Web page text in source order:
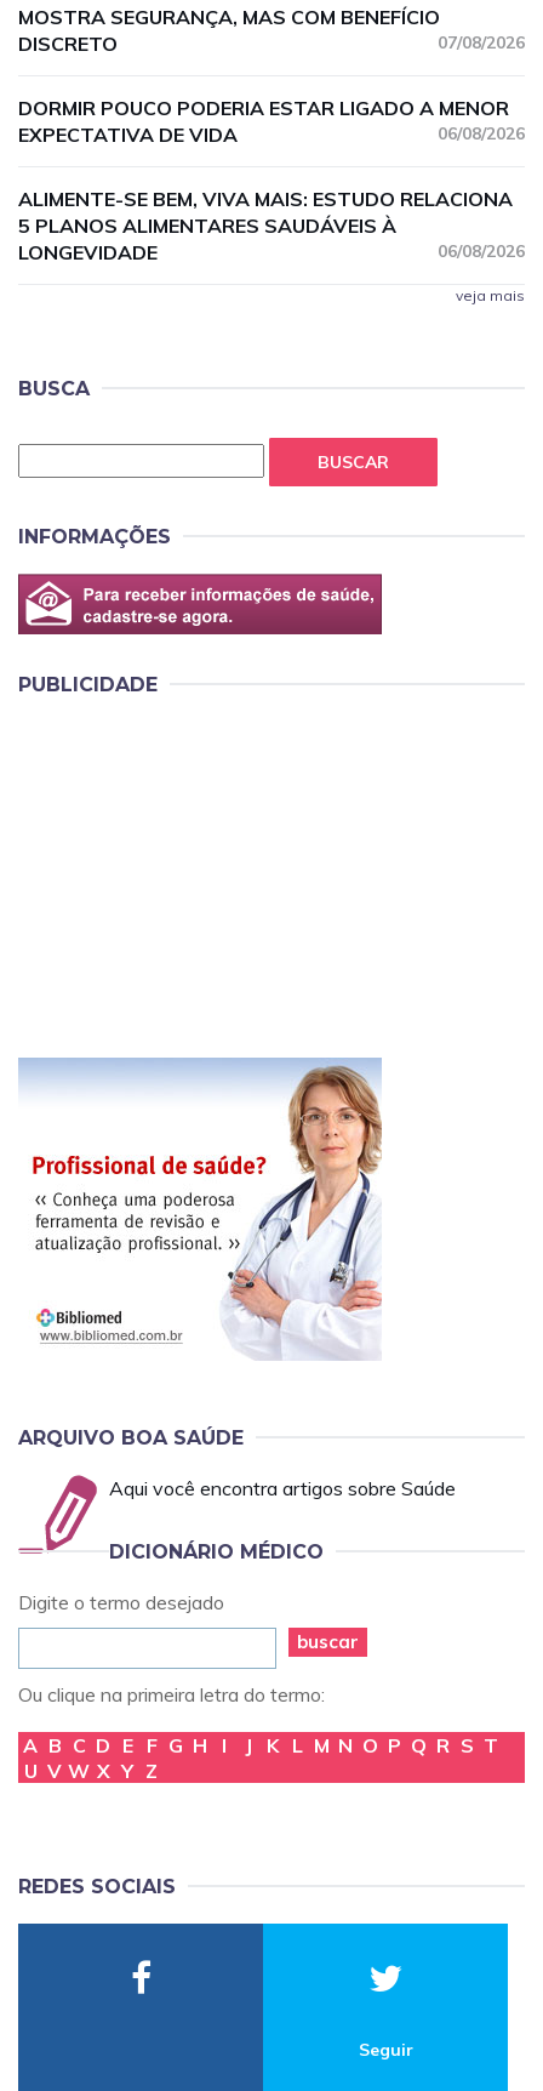
MOSTRA SEGURANÇA, MAS COM BENEFÍCIO
DISCRETO
07/08/2026
DORMIR POUCO PODERIA ESTAR LIGADO A MENOR
EXPECTATIVA DE VIDA
06/08/2026
ALIMENTE-SE BEM, VIVA MAIS: ESTUDO RELACIONA
5 PLANOS ALIMENTARES SAUDÁVEIS À
LONGEVIDADE
06/08/2026
veja mais
BUSCA
BUSCAR
INFORMAÇÕES
PUBLICIDADE
ARQUIVO BOA SAÚDE
Aqui você encontra artigos sobre Saúde
DICIONÁRIO MÉDICO
Digite o termo desejado
buscar
Ou clique na primeira letra do termo:
A B C D E F G H I J K L M N O P Q R S T
U V W X Y Z
REDES SOCIAIS
Seguir